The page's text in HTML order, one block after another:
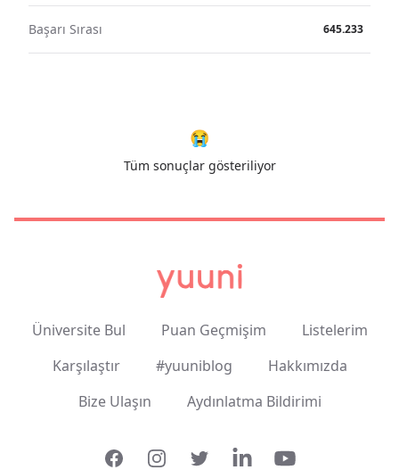
Başarı Sırası 645.233
😭
Tüm sonuçlar gösteriliyor
Üniversite Bul Puan Geçmişim
Listelerim
Karşılaştır
#yuuniblog
Hakkımızda
Bize Ulaşın
Aydınlatma Bildirimi
FacebookInstagramTwitterLinkedInYouTube